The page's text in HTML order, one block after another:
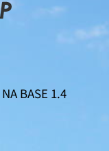
NA BASE 1.4